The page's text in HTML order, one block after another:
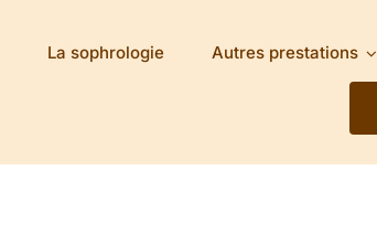
La sophrologie Autres prestations